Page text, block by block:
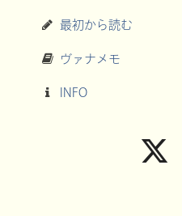
最初から読む
ヴァナメモ
INFO